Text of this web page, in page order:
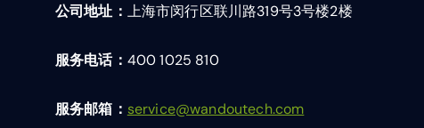
公司地址： 上海市闵行区联川路319号3号楼2楼
服务电话： 400 1025 810
服务邮箱： service@wandoutech.com